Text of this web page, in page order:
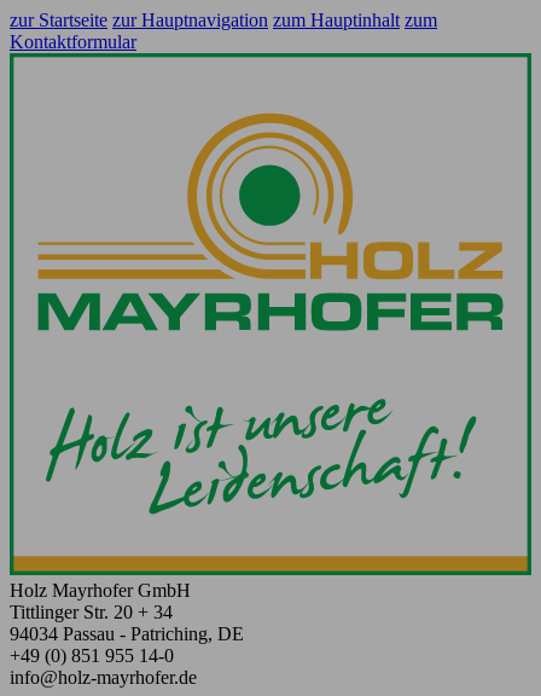
zur Startseite zur Hauptnavigation zum Hauptinhalt zum
Kontaktformular
Holz Mayrhofer GmbH
Tittlinger Str. 20 + 34
94034 Passau - Patriching, DE
+49 (0) 851 955 14-0
info@holz-mayrhofer.de